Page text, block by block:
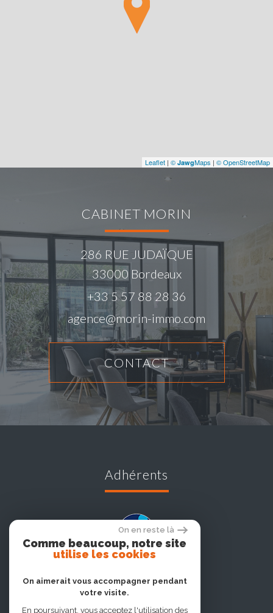
Leaflet | © JawgMaps | © OpenStreetMap
CABINET MORIN
286 RUE JUDAÏQUE
33000 Bordeaux
+33 5 57 88 28 36
agence@morin-immo.com
CONTACT
Adhérents
On en reste là
Comme beaucoup, notre site
utilise les cookies
On aimerait vous accompagner pendant
votre visite.
En poursuivant, vous acceptez l'utilisation des